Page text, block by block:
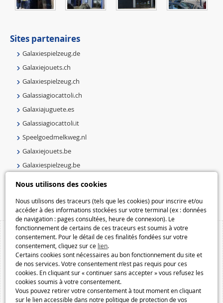
Nous utilisons des cookies
Nous utilisons des traceurs (tels que les cookies) pour inscrire et/ou
accéder à des informations stockées sur votre terminal (ex : données
de navigation : pages consultées, heure de connexion). Le
fonctionnement de certains de ces traceurs est soumis à votre
consentement. Pour le détail de ces finalités fondées sur votre
consentement, cliquez sur ce lien.
Certains cookies sont nécessaires au bon fonctionnement du site et
de nos services. Votre consentement n’est pas requis pour ces
cookies. En cliquant sur « continuer sans accepter » vous refusez les
cookies soumis à votre consentement.
Vous pouvez retirer votre consentement à tout moment en cliquant
sur le lien accessible dans notre politique de protection de vos
Sites partenaires
Galaxiespielzeug.de
Galaxiejouets.ch
Galaxiespielzeug.ch
Galassiagiocattoli.ch
Galaxiajuguete.es
Galassiagiocattoli.it
Speelgoedmelkweg.nl
Galaxiejouets.be
Galaxiespielzeug.be